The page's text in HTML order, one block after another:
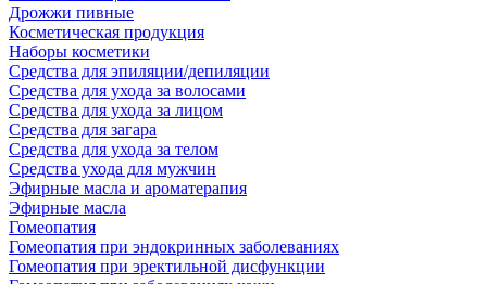
Дрожжи пивные
Косметическая продукция
Наборы косметики
Средства для эпиляции/депиляции
Средства для ухода за волосами
Средства для ухода за лицом
Средства для загара
Средства для ухода за телом
Средства ухода для мужчин
Эфирные масла и ароматерапия
Эфирные масла
Гомеопатия
Гомеопатия при эндокринных заболеваниях
Гомеопатия при эректильной дисфункции